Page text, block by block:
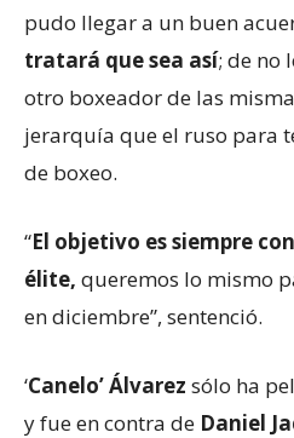
pudo llegar a un buen
tratará que sea así; de no
otro boxeador de las
jerarquía que el ruso para
de boxeo.
“El objetivo es siempre
élite, queremos lo mismo
en diciembre”, sentenció.
‘Canelo’ Álvarez sólo ha
y fue en contra de Daniel